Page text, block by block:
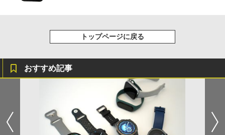
トップページに戻る
おすすめ記事